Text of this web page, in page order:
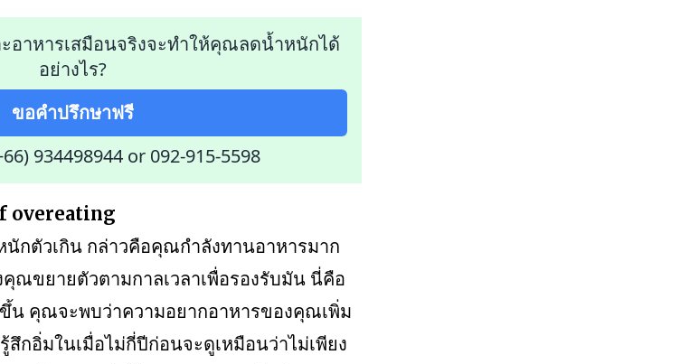
อาหารเสมือนจริงจะทำให้คุณลดน้ำหนักได้
อย่างไร?
ขอคำปรึกษาฟรี
934498944 or 092-915-5598
overeating
กตัวเกิน กล่าวคือคุณกำลังทานอาหารมาก
คุณขยายตัวตามกาลเวลาเพื่อรองรับมัน นี่คือ
คุณจะพบว่าความอยากอาหารของคุณเพิ่ม
กอิ่มในเมื่อไม่กี่ปีก่อนจะดูเหมือนว่าไม่เพียง